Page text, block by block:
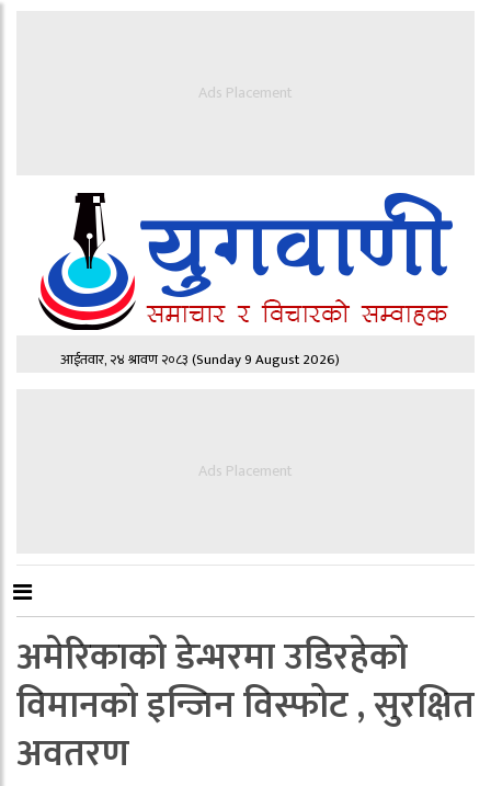
Ads Placement
आईतवार, २४ श्रावण २०८३(Sunday 9 August 2026)
Ads Placement
अमेरिकाको डेन्भरमा उडिरहेको
विमानको इन्जिन विस्फोट , सुरक्षित
अवतरण